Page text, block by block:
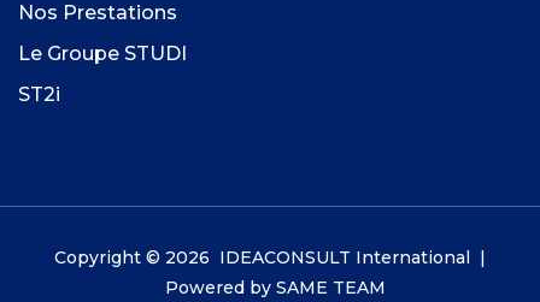
Nos Prestations
Le Groupe STUDI
ST2i
Copyright © 2026 IDEACONSULT International |
Powered by SAME TEAM